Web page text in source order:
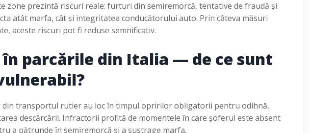
zone prezintă riscuri reale: furturi din semiremorcă, tentative de fraudă și
atât marfa, cât și integritatea conducătorului auto. Prin câteva măsuri
aceste riscuri pot fi reduse semnificativ.
parcările din Italia — de ce sunt
transportul rutier au loc în timpul opririlor obligatorii pentru odihnă,
descărcării. Infractorii profită de momentele în care șoferul este absent
a pătrunde în semiremorcă și a sustrage marfa.